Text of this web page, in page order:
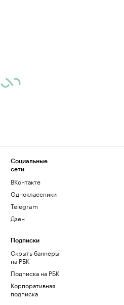
Социальные
сети
ВКонтакте
Одноклассники
Telegram
Дзен
Подписки
Скрыть баннеры
на РБК
Подписка на РБК
Корпоративная
подписка